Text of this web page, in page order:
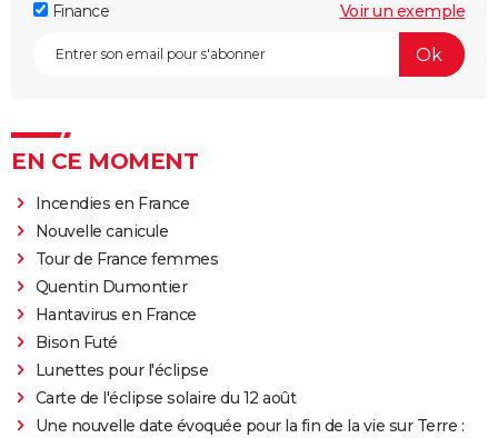
Finance Voir un exemple
EN CE MOMENT
Incendies en France
Nouvelle canicule
Tour de France femmes
Quentin Dumontier
Hantavirus en France
Bison Futé
Lunettes pour l'éclipse
Carte de l'éclipse solaire du 12 août
Une nouvelle date évoquée pour la fin de la vie sur Terre :